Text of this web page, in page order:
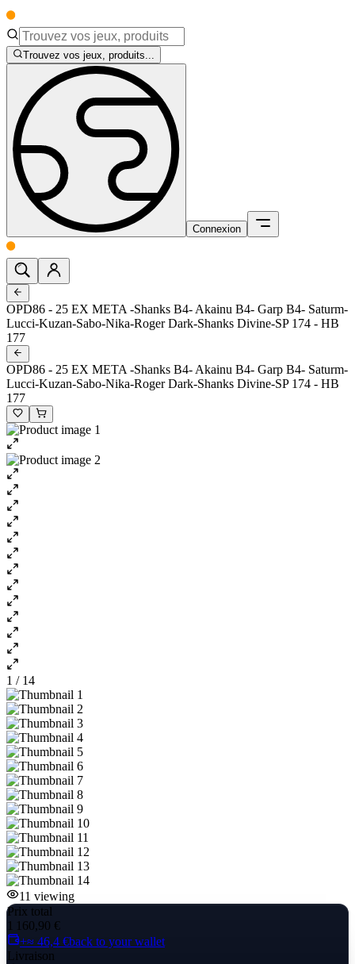
Trouvez vos jeux, produits...
Connexion
OPD86 - 25 EX META -Shanks B4- Akainu B4- Garp B4- Saturm-
Lucci-Kuzan-Sabo-Nika-Roger Dark-Shanks Divine-SP 174 - HB
177
OPD86 - 25 EX META -Shanks B4- Akainu B4- Garp B4- Saturm-
Lucci-Kuzan-Sabo-Nika-Roger Dark-Shanks Divine-SP 174 - HB
177
1 / 14
11 viewing
Prix total
1 160,90 €
+≈ 46,4 €back to your wallet
Livraison